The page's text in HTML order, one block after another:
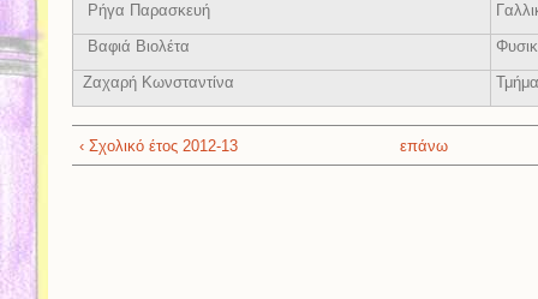
Ρήγα Παρασκευή
Βαφιά Βιολέτα
Ζαχαρή Κωνσταντίνα
‹ Σχολικό έτος 2012-13 επάνω